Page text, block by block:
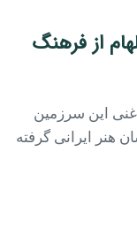
از فرهنگ
این سرزمین
هنر ایرانی گرفته